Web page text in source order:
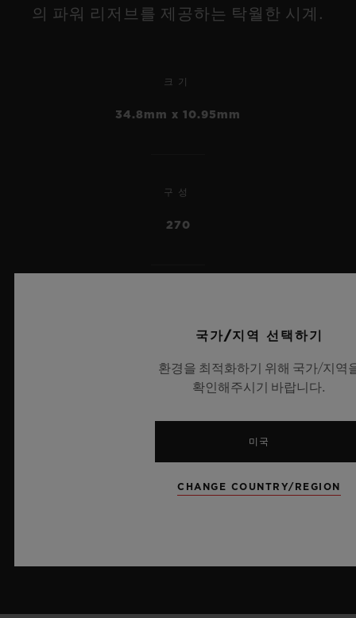
빅뱅
JPY 3,707,000 •
투르비용 오토매틱 네온
의 파워 리저브를 제공하는 탁월한 시계.
크기
34.8mm x 10.95mm
구성
270
14 DAYS
MP-11 시계 보기
국가/지역 선택하기
환경을 최적화하기 위해 국가/지역
확인해주시기 바랍니다.
미국
CHANGE COUNTRY/REGION